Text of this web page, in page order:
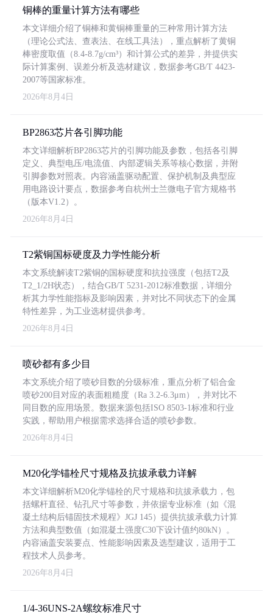
铜棒的重量计算方法有哪些
本文详细介绍了铜棒和黄铜棒重量的三种常用计算方法
（理论公式法、查表法、在线工具法），重点解析了黄铜
棒密度取值（8.4-8.7g/cm³）和计算公式的差异，并提供实
际计算案例、误差分析及选材建议，数据参考GB/T 4423-
2007等国家标准。
2026年8月4日
BP2863芯片各引脚功能
本文详细解析BP2863芯片的引脚功能及参数，包括各引脚
定义、典型电压/电流值、内部逻辑关系等核心数据，并附
引脚参数对照表。内容涵盖驱动配置、保护机制及典型应
用电路设计要点，数据参考自杭州士兰微电子官方规格书
（版本V1.2）。
2026年8月4日
T2紫铜国标硬度及力学性能分析
本文系统解读T2紫铜的国标硬度和抗拉强度（包括T2及
T2_1/2H状态），结合GB/T 5231-2012标准数据，详细分
析其力学性能指标及影响因素，并对比不同状态下的金属
特性差异，为工业选材提供参考。
2026年8月4日
喷砂都有多少目
本文系统介绍了喷砂目数的分级标准，重点分析了铝合金
喷砂200目对应的表面粗糙度（Ra 3.2-6.3μm），并对比不
同目数的应用场景。数据来源包括ISO 8503-1标准和行业
实践，帮助用户根据需求选择合适的喷砂参数。
2026年8月4日
M20化学锚栓尺寸规格及抗拔承载力详解
本文详细解析M20化学锚栓的尺寸规格和抗拔承载力，包
括螺杆直径、钻孔尺寸等参数，并依据专业标准（如《混
凝土结构后锚固技术规程》JGJ 145）提供抗拔承载力计算
方法和典型数值（如混凝土强度C30下设计值约80kN）。
内容涵盖安装要点、性能影响因素及选型建议，适用于工
程技术人员参考。
2026年8月4日
1/4-36UNS-2A螺纹标准尺寸